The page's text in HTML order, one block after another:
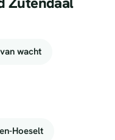
wacht
Hoeselt